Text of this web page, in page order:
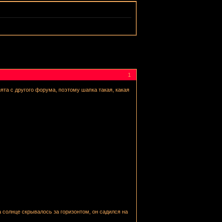
1
с другого форума, поэтому шапка такая, какая
скрывалось за горизонтом, он садился на